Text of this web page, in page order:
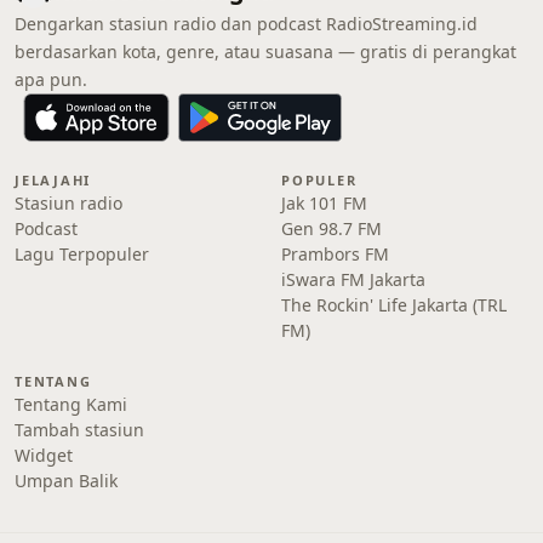
Dengarkan stasiun radio dan podcast RadioStreaming.id
berdasarkan kota, genre, atau suasana — gratis di perangkat
apa pun.
JELAJAHI
Stasiun radio
Podcast
Lagu Terpopuler
POPULER
Jak 101 FM
Gen 98.7 FM
Prambors FM
iSwara FM Jakarta
The Rockin' Life Jakarta (TRL
FM)
TENTANG
Tentang Kami
Tambah stasiun
Widget
Umpan Balik